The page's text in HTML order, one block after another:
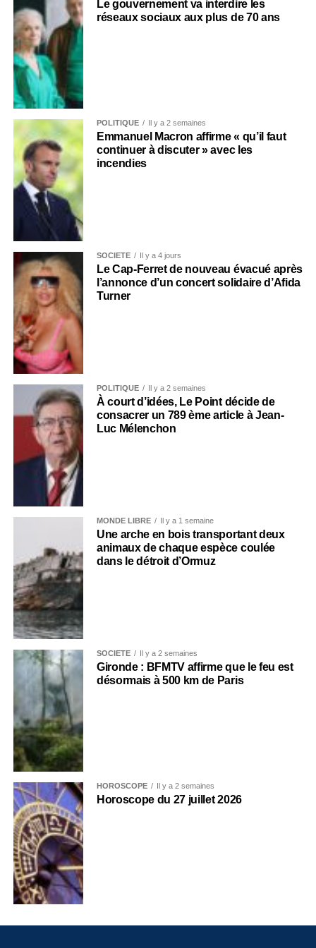
Le gouvernement va interdire les
réseaux sociaux aux plus de 70 ans
POLITIQUE Il y a 2 semaines
Emmanuel Macron affirme « qu’il faut
continuer à discuter » avec les
incendies
SOCIÉTÉ Il y a 4 jours
Le Cap-Ferret de nouveau évacué après
l’annonce d’un concert solidaire d’Afida
Turner
POLITIQUE Il y a 2 semaines
À court d’idées, Le Point décide de
consacrer un 789 ème article à Jean-
Luc Mélenchon
MONDE LIBRE Il y a 1 semaine
Une arche en bois transportant deux
animaux de chaque espèce coulée
dans le détroit d’Ormuz
SOCIÉTÉ Il y a 2 semaines
Gironde : BFMTV affirme que le feu est
désormais à 500 km de Paris
HOROSCOPE Il y a 2 semaines
Horoscope du 27 juillet 2026